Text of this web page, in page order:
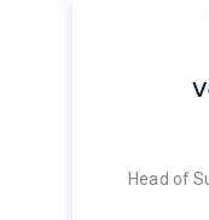
Head of